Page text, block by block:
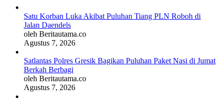
Satu Korban Luka Akibat Puluhan Tiang PLN Roboh di
Jalan Daendels
oleh Beritautama.co
Agustus 7, 2026
Satlantas Polres Gresik Bagikan Puluhan Paket Nasi di Jumat
Berkah Berbagi
oleh Beritautama.co
Agustus 7, 2026